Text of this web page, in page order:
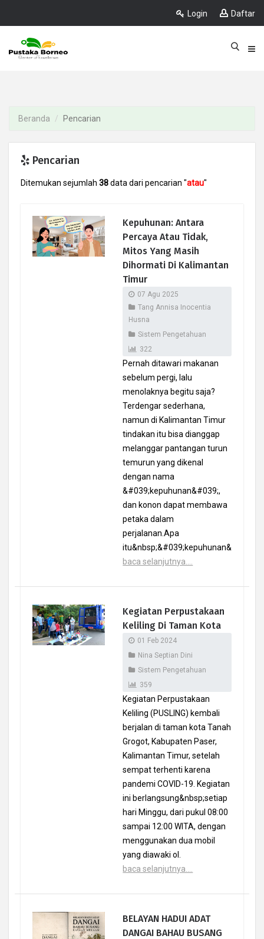
Login Daftar
Beranda Pencarian
Pencarian
Ditemukan sejumlah 38data dari pencarian "atau"
Kepuhunan: Antara
Percaya Atau Tidak,
Mitos Yang Masih
Dihormati Di Kalimantan
Timur
07 Agu 2025
Tang Annisa Inocentia
Husna
Sistem Pengetahuan
322
Pernah ditawari makanan
sebelum pergi, lalu
menolaknya begitu saja?
Terdengar sederhana,
namun di Kalimantan Timur
tindakan itu bisa dianggap
melanggar pantangan turun
temurun yang dikenal
dengan nama
&#039;kepuhunan&#039;,
dan konon dapat membawa
petaka dalam
perjalanan.Apa
itu&nbsp;&#039;kepuhunan&.
baca selanjutnya....
Kegiatan Perpustakaan
Keliling Di Taman Kota
01 Feb 2024
Nina Septian Dini
Sistem Pengetahuan
359
Kegiatan Perpustakaan
Keliling (PUSLING) kembali
berjalan di taman kota Tanah
Grogot, Kabupaten Paser,
Kalimantan Timur, setelah
sempat terhenti karena
pandemi COVID-19. Kegiatan
ini berlangsung&nbsp;setiap
hari Minggu, dari pukul 08:00
sampai 12:00 WITA, dengan
menggunakan dua mobil
yang diawaki ol.
baca selanjutnya....
BELAYAN HADUI ADAT
DANGAI BAHAU BUSANG